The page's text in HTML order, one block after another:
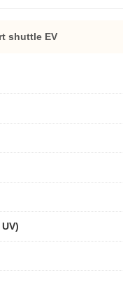
shuttle EV